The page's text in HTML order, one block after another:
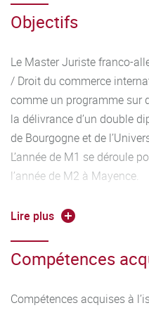
Objectifs
Le Master Juriste franco-
/ Droit du commerce
comme un programme sur
la délivrance d’un double
de Bourgogne et de
L’année de M1 se déroule
l’année de M2 à Mayence.
La participation à ce
conditionnée par la
la connaissance des
allemand, qui sont acquises
Lire plus
Compétences
Compétences acquises à